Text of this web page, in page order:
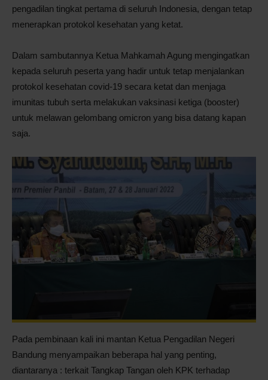
pengadilan tingkat pertama di seluruh Indonesia, dengan tetap
menerapkan protokol kesehatan yang ketat.
Dalam sambutannya Ketua Mahkamah Agung mengingatkan
kepada seluruh peserta yang hadir untuk tetap menjalankan
protokol kesehatan covid-19 secara ketat dan menjaga
imunitas tubuh serta melakukan vaksinasi ketiga (booster)
untuk melawan gelombang omicron yang bisa datang kapan
saja.
Pada pembinaan kali ini mantan Ketua Pengadilan Negeri
Bandung menyampaikan beberapa hal yang penting,
diantaranya : terkait Tangkap Tangan oleh KPK terhadap